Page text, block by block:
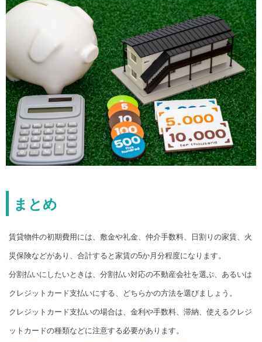
まとめ
賃貸物件の初期費用には、敷金や礼金、仲介手数料、日割りの家賃、火
災保険などがあり、合計すると家賃の5か月分程度になります。
分割払いにしたいときは、分割払い対応の不動産会社を選ぶ、あるいは
クレジットカード支払いにする、どちらかの方法を選びましょう。
クレジットカード支払いの場合は、金利や手数料、滞納、使えるクレジ
ットカードの種類などに注意する必要があります。